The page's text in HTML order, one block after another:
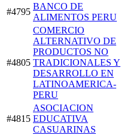
#4795
BANCO DE
ALIMENTOS PERU
#4805
COMERCIO
ALTERNATIVO DE
PRODUCTOS NO
TRADICIONALES Y
DESARROLLO EN
LATINOAMERICA-
PERU
#4815
ASOCIACION
EDUCATIVA
CASUARINAS